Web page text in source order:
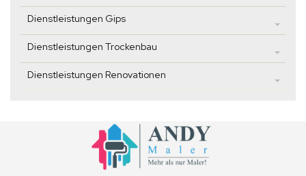
Dienstleistungen Gips
Dienstleistungen Trockenbau
Dienstleistungen Renovationen